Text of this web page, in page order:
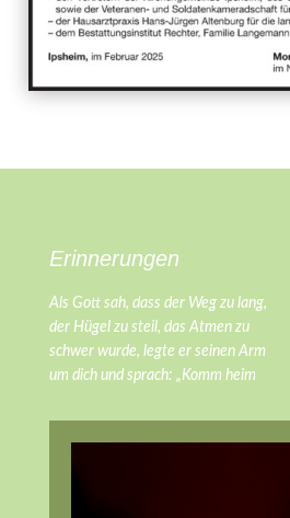
Erinnerungen
Als Gott sah, dass der Weg zu lang,
der Hügel zu steil, das Atmen zu
schwer wurde, legte er seinen Arm
um dich und sprach: „Komm heim